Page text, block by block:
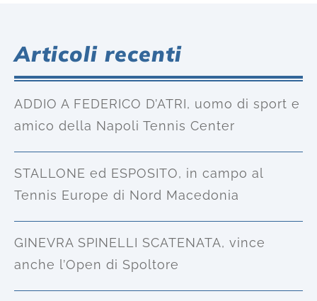
Articoli recenti
ADDIO A FEDERICO D’ATRI, uomo di sport e
amico della Napoli Tennis Center
STALLONE ed ESPOSITO, in campo al
Tennis Europe di Nord Macedonia
GINEVRA SPINELLI SCATENATA, vince
anche l’Open di Spoltore